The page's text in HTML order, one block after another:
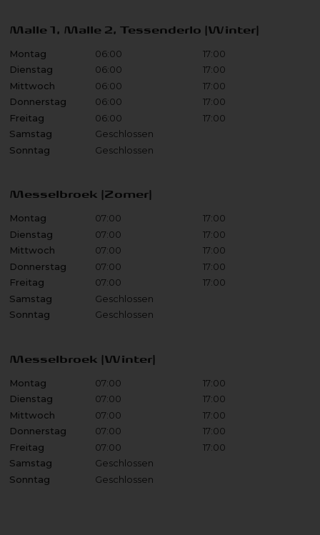
Malle 1, Malle 2, Tessenderlo (Winter)
Montag 06:00
17:00
Dienstag
06:00
17:00
Mittwoch
06:00
17:00
Donnerstag
06:00
17:00
Freitag
06:00
17:00
Samstag
Geschlossen
Sonntag
Geschlossen
Messelbroek (Zomer)
Montag 07:00
17:00
Dienstag
07:00
17:00
Mittwoch
07:00
17:00
Donnerstag
07:00
17:00
Freitag
07:00
17:00
Samstag
Geschlossen
Sonntag
Geschlossen
Messelbroek (Winter)
Montag 07:00
17:00
Dienstag
07:00
17:00
Mittwoch
07:00
17:00
Donnerstag
07:00
17:00
Freitag
07:00
17:00
Samstag
Geschlossen
Sonntag
Geschlossen